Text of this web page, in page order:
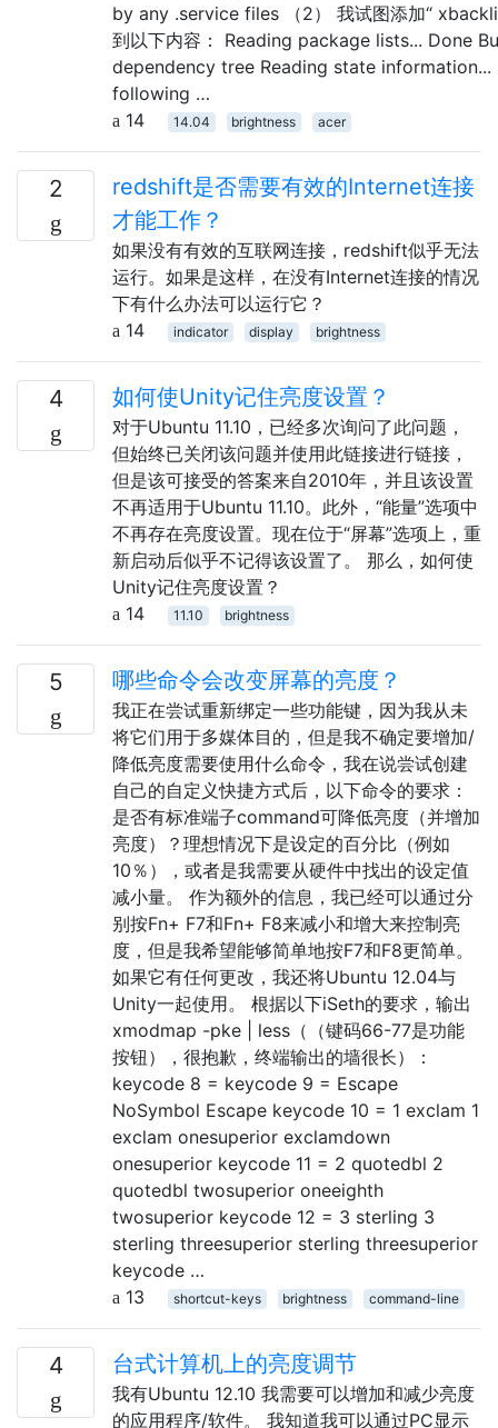
by any .service files （2） 我试图添加“
到以下内容： Reading package lists... Done
dependency tree Reading state information...
following …
14
14.04 brightness acer
2
redshift是否需要有效的Internet连接
才能工作？
如果没有有效的互联网连接，redshift似乎无法
运行。如果是这样，在没有Internet连接的情况
下有什么办法可以运行它？
14
indicator display brightness
4 如何使Unity记住亮度设置？
对于Ubuntu 11.10，已经多次询问了此问题，
但始终已关闭该问题并使用此链接进行链接，
但是该可接受的答案来自2010年，并且该设置
不再适用于Ubuntu 11.10。此外，“能量”选项中
不再存在亮度设置。现在位于“屏幕”选项上，重
新启动后似乎不记得该设置了。 那么，如何使
Unity记住亮度设置？
14
11.10 brightness
5 哪些命令会改变屏幕的亮度？
我正在尝试重新绑定一些功能键，因为我从未
将它们用于多媒体目的，但是我不确定要增加/
降低亮度需要使用什么命令，我在说尝试创建
自己的自定义快捷方式后，以下命令的要求：
是否有标准端子command可降低亮度（并增加
亮度）？理想情况下是设定的百分比（例如
10％），或者是我需要从硬件中找出的设定值
减小量。 作为额外的信息，我已经可以通过分
别按Fn+ F7和Fn+ F8来减小和增大来控制亮
度，但是我希望能够简单地按F7和F8更简单。
如果它有任何更改，我还将Ubuntu 12.04与
Unity一起使用。 根据以下iSeth的要求，输出
xmodmap -pke | less（（键码66-77是功能
按钮），很抱歉，终端输出的墙很长）：
keycode 8 = keycode 9 = Escape
NoSymbol Escape keycode 10 = 1 exclam 1
exclam onesuperior exclamdown
onesuperior keycode 11 = 2 quotedbl 2
quotedbl twosuperior oneeighth
twosuperior keycode 12 = 3 sterling 3
sterling threesuperior sterling threesuperior
keycode …
13
shortcut-keys brightness command-line
4 台式计算机上的亮度调节
我有Ubuntu 12.10 我需要可以增加和减少亮度
的应用程序/软件。 我知道我可以通过PC显示